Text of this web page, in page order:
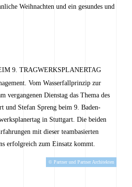
Weihnachten und ein gesundes und
9. TRAGWERKSPLANERTAG
Vom Wasserfallprinzip zur
vergangenen Dienstag das Thema des
und Stefan Spreng beim 9. Baden-
in Stuttgart. Die beiden
mit dieser teambasierten
erfolgreich zum Einsatz kommt.
© Partner und Partner Architekten